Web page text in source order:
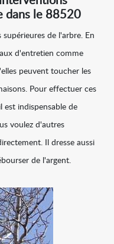
dans le 88520
supérieures de l'arbre. En
d'entretien comme
peuvent toucher les
Pour effectuer ces
est indispensable de
voulez d'autres
Il dresse aussi
de l'argent.